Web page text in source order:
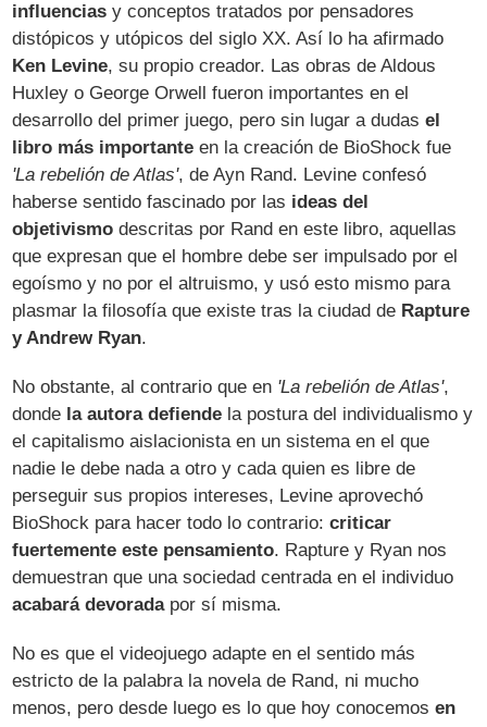
influencias y conceptos tratados por pensadores
distópicos y utópicos del siglo XX. Así lo ha afirmado
Ken Levine, su propio creador. Las obras de Aldous
Huxley o George Orwell fueron importantes en el
desarrollo del primer juego, pero sin lugar a dudasel
libro más importante en la creación de BioShock fue
'La rebelión de Atlas', de Ayn Rand. Levine confesó
haberse sentido fascinado por las ideas del
objetivismo descritas por Rand en este libro, aquellas
que expresan que el hombre debe ser impulsado por el
egoísmo y no por el altruismo, y usó esto mismo para
plasmar la filosofía que existe tras la ciudad de Rapture
y Andrew Ryan.
No obstante, al contrario que en 'La rebelión de Atlas',
donde la autora defiende la postura del individualismo y
el capitalismo aislacionista en un sistema en el que
nadie le debe nada a otro y cada quien es libre de
perseguir sus propios intereses, Levine aprovechó
BioShock para hacer todo lo contrario:criticar
fuertemente este pensamiento. Rapture y Ryan nos
demuestran que una sociedad centrada en el individuo
acabará devoradapor sí misma.
No es que el videojuego adapte en el sentido más
estricto de la palabra la novela de Rand, ni mucho
menos, pero desde luego es lo que hoy conocemosen